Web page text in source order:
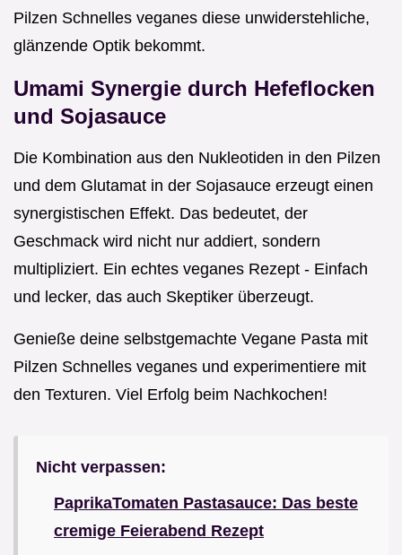
Pilzen Schnelles veganes diese unwiderstehliche,
glänzende Optik bekommt.
Umami Synergie durch Hefeflocken
und Sojasauce
Die Kombination aus den Nukleotiden in den Pilzen
und dem Glutamat in der Sojasauce erzeugt einen
synergistischen Effekt. Das bedeutet, der
Geschmack wird nicht nur addiert, sondern
multipliziert. Ein echtes veganes Rezept - Einfach
und lecker, das auch Skeptiker überzeugt.
Genieße deine selbstgemachte Vegane Pasta mit
Pilzen Schnelles veganes und experimentiere mit
den Texturen. Viel Erfolg beim Nachkochen!
Nicht verpassen:
PaprikaTomaten Pastasauce: Das beste
cremige Feierabend Rezept